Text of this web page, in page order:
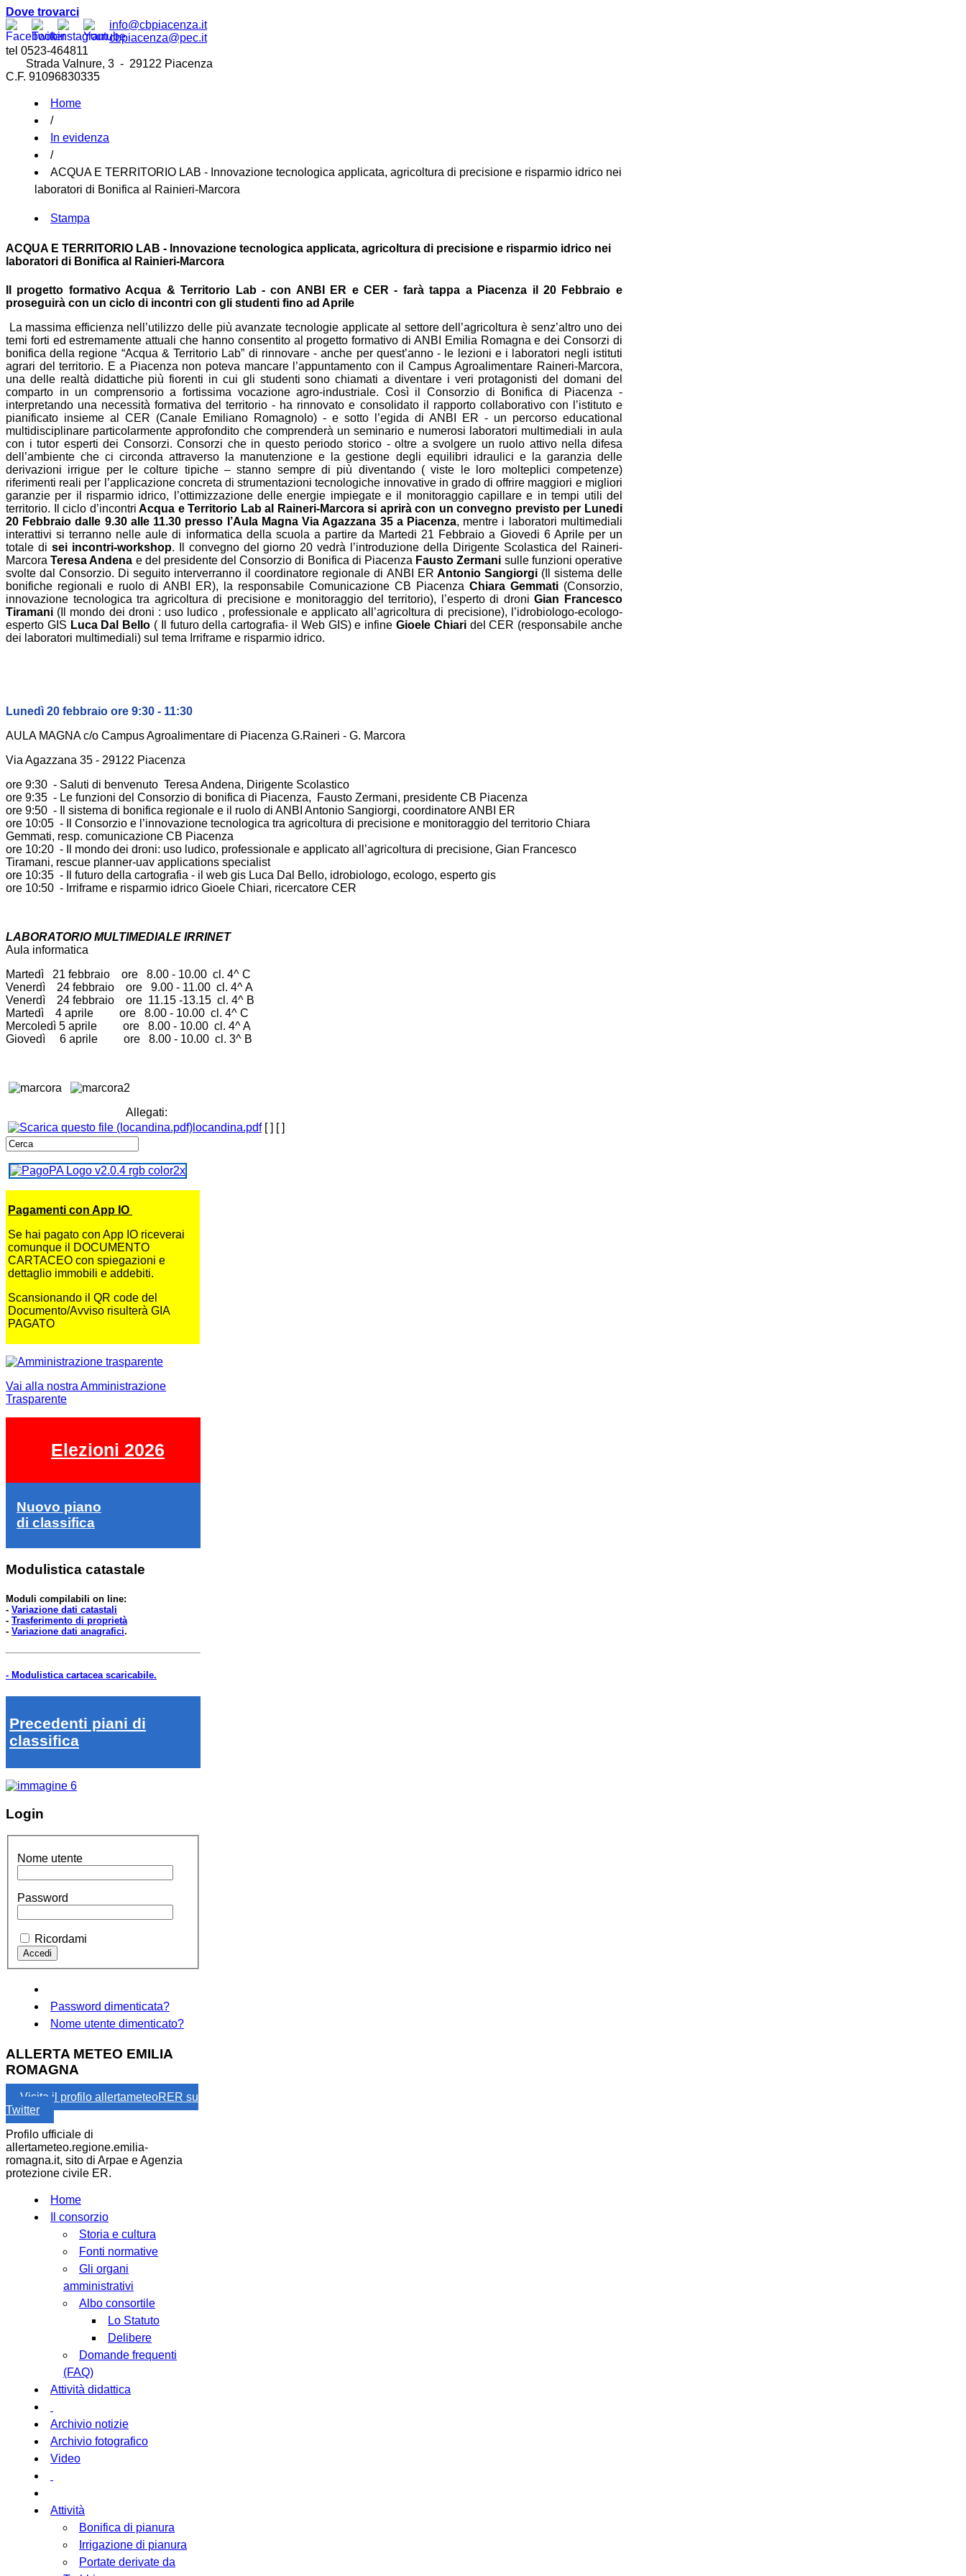
Dove trovarci
info@cbpiacenza.it
cbpiacenza@pec.it
tel 0523-464811
Strada Valnure, 3 - 29122 Piacenza
C.F. 91096830335
Home
/
In evidenza
/
ACQUA E TERRITORIO LAB - Innovazione tecnologica applicata, agricoltura di precisione e risparmio idrico nei
laboratori di Bonifica al Rainieri-Marcora
Stampa
ACQUA E TERRITORIO LAB - Innovazione tecnologica applicata, agricoltura di precisione e risparmio idrico nei
laboratori di Bonifica al Rainieri-Marcora
Il progetto formativo Acqua & Territorio Lab - con ANBI ER e CER - farà tappa a Piacenza il 20 Febbraio e
proseguirà con un ciclo di incontri con gli studenti fino ad Aprile
La massima efficienza nell’utilizzo delle più avanzate tecnologie applicate al settore dell’agricoltura è senz’altro uno dei
temi forti ed estremamente attuali che hanno consentito al progetto formativo di ANBI Emilia Romagna e dei Consorzi di
bonifica della regione “Acqua & Territorio Lab” di rinnovare - anche per quest’anno - le lezioni e i laboratori negli istituti
agrari del territorio. E a Piacenza non poteva mancare l’appuntamento con il Campus Agroalimentare Raineri-Marcora,
una delle realtà didattiche più fiorenti in cui gli studenti sono chiamati a diventare i veri protagonisti del domani del
comparto in un comprensorio a fortissima vocazione agro-industriale. Così il Consorzio di Bonifica di Piacenza -
interpretando una necessità formativa del territorio - ha rinnovato e consolidato il rapporto collaborativo con l’istituto e
pianificato insieme al CER (Canale Emiliano Romagnolo) - e sotto l’egida di ANBI ER - un percorso educational
multidisciplinare particolarmente approfondito che comprenderà un seminario e numerosi laboratori multimediali in aula
con i tutor esperti dei Consorzi. Consorzi che in questo periodo storico - oltre a svolgere un ruolo attivo nella difesa
dell’ambiente che ci circonda attraverso la manutenzione e la gestione degli equilibri idraulici e la garanzia delle
derivazioni irrigue per le colture tipiche – stanno sempre di più diventando ( viste le loro molteplici competenze)
riferimenti reali per l’applicazione concreta di strumentazioni tecnologiche innovative in grado di offrire maggiori e migliori
garanzie per il risparmio idrico, l’ottimizzazione delle energie impiegate e il monitoraggio capillare e in tempi utili del
territorio. Il ciclo d’incontri Acqua e Territorio Lab al Raineri-Marcora si aprirà con un convegno previsto per Lunedi
20 Febbraio dalle 9.30 alle 11.30 presso l’Aula Magna Via Agazzana 35 a Piacenza, mentre i laboratori multimediali
interattivi si terranno nelle aule di informatica della scuola a partire da Martedi 21 Febbraio a Giovedi 6 Aprile per un
totale di sei incontri-workshop. Il convegno del giorno 20 vedrà l’introduzione della Dirigente Scolastica del Raineri-
MarcoraTeresa Andena e del presidente del Consorzio di Bonifica di Piacenza Fausto Zermani sulle funzioni operative
svolte dal Consorzio. Di seguito interverranno il coordinatore regionale di ANBI ER Antonio Sangiorgi(Il sistema delle
bonifiche regionali e ruolo di ANBI ER), la responsabile Comunicazione CB Piacenza Chiara Gemmati(Consorzio,
innovazione tecnologica tra agricoltura di precisione e monitoraggio del territorio), l’esperto di droniGian Francesco
Tiramani (Il mondo dei droni : uso ludico , professionale e applicato all’agricoltura di precisione), l’idrobiologo-ecologo-
esperto GIS Luca Dal Bello ( Il futuro della cartografia- il Web GIS) e infine Gioele Chiaridel CER (responsabile anche
dei laboratori multimediali) sul tema Irriframe e risparmio idrico.
Lunedì 20 febbraio ore 9:30 - 11:30
AULA MAGNA c/o Campus Agroalimentare di Piacenza G.Raineri - G. Marcora
Via Agazzana 35 - 29122 Piacenza
ore 9:30 - Saluti di benvenuto Teresa Andena, Dirigente Scolastico
ore 9:35 - Le funzioni del Consorzio di bonifica di Piacenza, Fausto Zermani, presidente CB Piacenza
ore 9:50 - Il sistema di bonifica regionale e il ruolo di ANBI Antonio Sangiorgi, coordinatore ANBI ER
ore 10:05 - Il Consorzio e l’innovazione tecnologica tra agricoltura di precisione e monitoraggio del territorio Chiara
Gemmati, resp. comunicazione CB Piacenza
ore 10:20 - Il mondo dei droni: uso ludico, professionale e applicato all’agricoltura di precisione, Gian Francesco
Tiramani, rescue planner-uav applications specialist
ore 10:35 - Il futuro della cartografia - il web gis Luca Dal Bello, idrobiologo, ecologo, esperto gis
ore 10:50 - Irriframe e risparmio idrico Gioele Chiari, ricercatore CER
LABORATORIO MULTIMEDIALE IRRINET
Aula informatica
Martedì 21 febbraio ore 8.00 - 10.00 cl. 4^ C
Venerdì 24 febbraio ore 9.00 - 11.00 cl. 4^ A
Venerdì 24 febbraio ore 11.15 -13.15 cl. 4^ B
Martedì 4 aprile ore 8.00 - 10.00 cl. 4^ C
Mercoledì 5 aprile ore 8.00 - 10.00 cl. 4^ A
Giovedì 6 aprile ore 8.00 - 10.00 cl. 3^ B
Allegati:
locandina.pdf [ ] [ ]
Pagamenti con App IO
Se hai pagato con App IO riceverai
comunque il DOCUMENTO
CARTACEO con spiegazioni e
dettaglio immobili e addebiti.
Scansionando il QR code del
Documento/Avviso risulterà GIA
PAGATO
Vai alla nostra Amministrazione
Trasparente
Elezioni 2026
Nuovo piano
di classifica
Modulistica catastale
Moduli compilabili on line:
- Variazione dati catastali
- Trasferimento di proprietà
- Variazione dati anagrafici.
- Modulistica cartacea scaricabile.
Precedenti piani di
classifica
Login
Nome utente
Password
Ricordami
Password dimenticata?
Nome utente dimenticato?
ALLERTA METEO EMILIA
ROMAGNA
Visita il profilo allertameteoRER su
Twitter
Profilo ufficiale di
allertameteo.regione.emilia-
romagna.it, sito di Arpae e Agenzia
protezione civile ER.
Home
Il consorzio
Storia e cultura
Fonti normative
Gli organi
amministrativi
Albo consortile
Lo Statuto
Delibere
Domande frequenti
(FAQ)
Attività didattica
Archivio notizie
Archivio fotografico
Video
Attività
Bonifica di pianura
Irrigazione di pianura
Portate derivate da